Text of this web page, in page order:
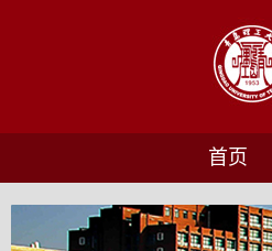
首页